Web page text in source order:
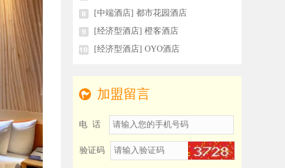
[中端酒店] 都市花园酒店
[经济型酒店] 橙客酒店
[经济型酒店] OYO酒店
加盟留言
电 话
验证码